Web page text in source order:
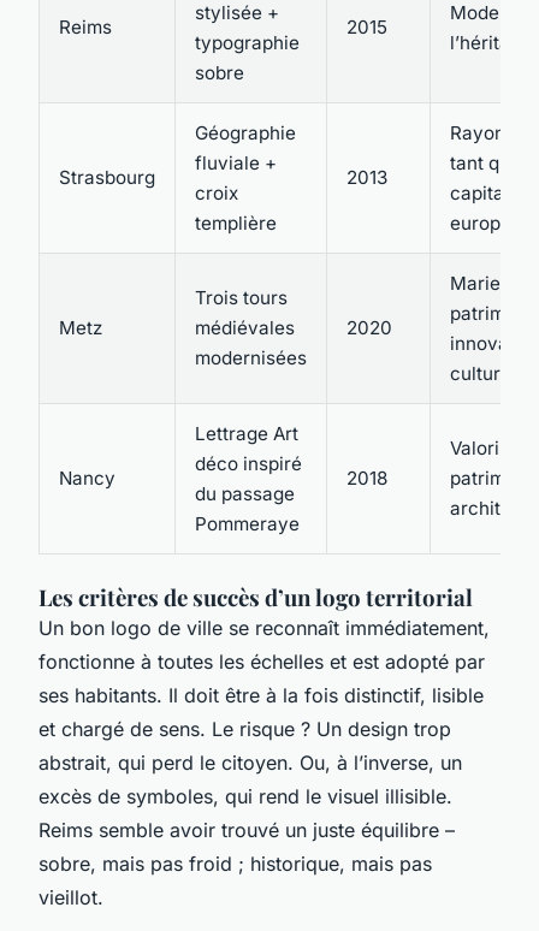
Reims
stylisée +
typographie
sobre
2015
Strasbourg
Géographie
fluviale +
croix
templière
2013
Rayonner
tant que
capitale
Metz
Trois tours
médiévales
modernisées
2020
Marier
culturelle
Nancy
Lettrage Art
déco inspiré
du passage
Pommeraye
2018
Valoriser
Les critères de succès d’un logo territorial
Un bon logo de ville se reconnaît immédiatement,
fonctionne à toutes les échelles et est adopté par
ses habitants. Il doit être à la fois distinctif, lisible
et chargé de sens. Le risque ? Un design trop
abstrait, qui perd le citoyen. Ou, à l’inverse, un
excès de symboles, qui rend le visuel illisible.
Reims semble avoir trouvé un juste équilibre –
sobre, mais pas froid ; historique, mais pas
vieillot.